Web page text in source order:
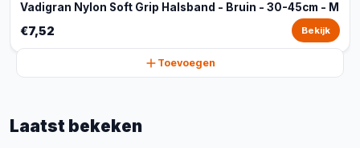
Vadigran Nylon Soft Grip Halsband - Bruin - 30-45cm - M
€7,52 Bekijk
Toevoegen
Laatst bekeken